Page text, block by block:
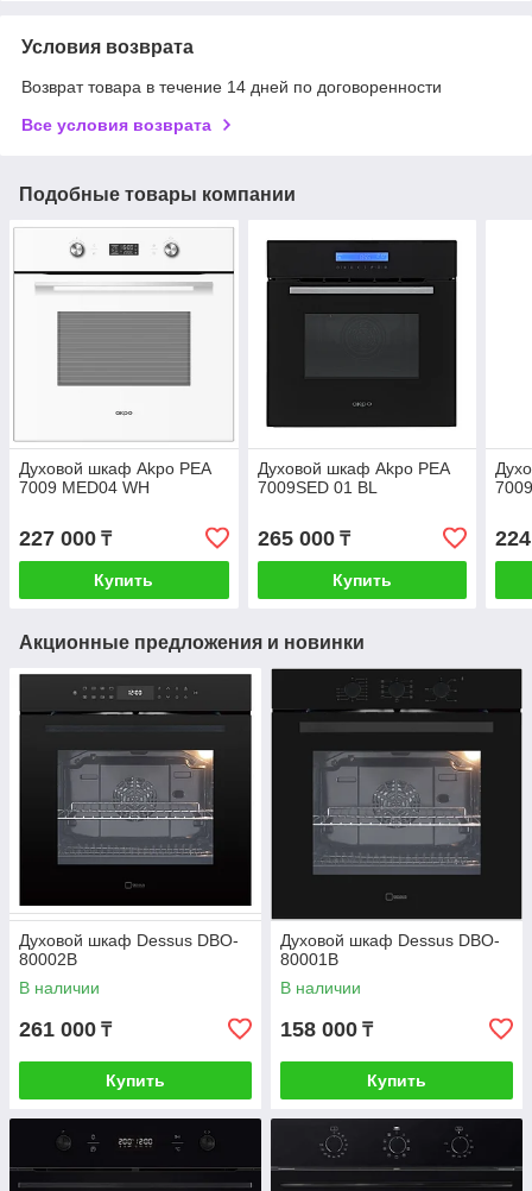
Условия возврата
Возврат товара в течение 14 дней по договоренности
Все условия возврата
Подобные товары компании
Духовой шкаф Akpo PEA
7009 MED04 WH
227 000 ₸
Купить
Духовой шкаф Akpo PEA
7009SED 01 BL
265 000₸
Купить
Акционные предложения и новинки
Духовой шкаф Dessus DBO-
80002B
В наличии
261 000 ₸
Купить
Духовой шкаф Dessus DBO-
80001B
В наличии
158 000 ₸
Купить